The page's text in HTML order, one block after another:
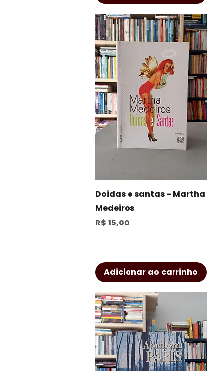
Visualização rápida
Doidas e santas - Martha
Medeiros
Preço
R$ 15,00
Adicionar ao carrinho